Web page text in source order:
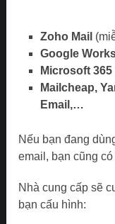
Zoho Mail
Google
Microsoft
Mailcheap,
Email,…
Nếu bạn đang
email, bạn cũng
Nhà cung cấp sẽ
bạn cấu hình: